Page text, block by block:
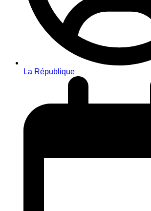
La République